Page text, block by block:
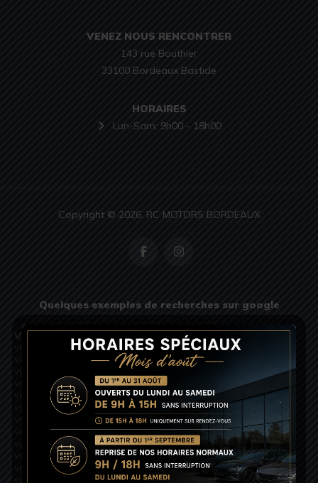
VENEZ NOUS RENCONTRER
143 rue Bouthier
33100 Bordeaux Bastide
HORAIRES
Lun-Sam: 9h00 - 18h00
Copyright © 2026. RC MOTORS BORDEAUX
Quelques exemples de recherches sur google
VOITURE D’OCCASION RÉCENTE
voiture d’occasion récente Bordeaux
voiture d’occasion récente Talence
voiture d’occasion récente Pessac
voiture d’occasion récente Mérignac
voiture d’occasion récente Arcachon
voiture d’occasion récente Cap Ferret
voiture d’occasion récente Libourne
voiture d’occasion récente Saint-André-de-Cubzac
voiture d’occasion récente Bouliac
voiture d’occasion récente Bruges
voiture d’occasion récente Gradignan
voiture d’occasion récente Lormont